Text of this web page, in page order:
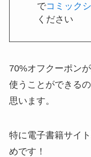
でコミック
ください
70%オフクーポン
使うことができる
思います。
特に電子書籍サイ
めです！